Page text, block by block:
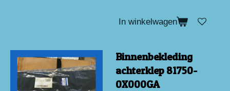
In winkelwagen
Binnenbekleding
achterklep 81750-
0X000GA